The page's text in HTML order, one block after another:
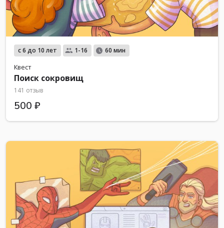
с 6 до 10 лет 1-16 60 мин
Квест
Поиск сокровищ
141 отзыв
500 ₽